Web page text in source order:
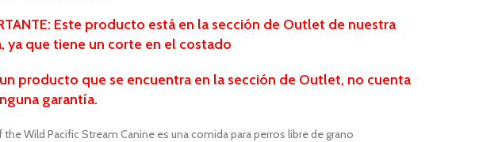
Este producto está en la sección de Outlet de nuestra
ya que tiene un corte en el costado
producto que se encuentra en la sección de Outlet, no cuenta
garantía.
the Wild Pacific Stream Canine es una comida para perros libre de grano